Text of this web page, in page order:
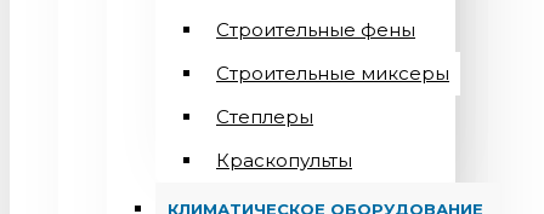
Строительные фены
Строительные миксеры
Степлеры
Краскопульты
КЛИМАТИЧЕСКОЕ ОБОРУДОВАНИЕ